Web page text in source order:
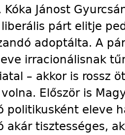
Jánost
liberális párt elitje
adoptálta. A
irracionálisnak
– akkor is rossz
Először is
politikusként eleve
akár tisztességes,